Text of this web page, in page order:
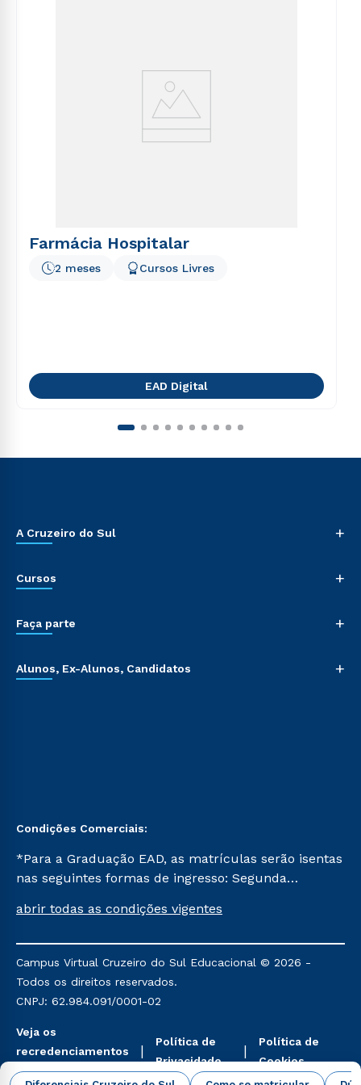
Farmácia Hospitalar
2 meses Cursos Livres
EAD Digital
A Cruzeiro do Sul +
Cursos +
Faça parte +
Alunos, Ex-Alunos, Candidatos +
Condições Comerciais:
*Para a Graduação EAD, as matrículas serão isentas
nas seguintes formas de ingresso: Segunda
Já para as demais, a taxa de matrícula será de R$
mencionadas são referentes aos cursos: Ensino
Religioso, Geografia para a Docência e Metodologia
do Ensino de História: Questões Atuais.
abrir todas as condições vigentes
Campus Virtual Cruzeiro do Sul Educacional © 2026 -
Todos os direitos reservados.
CNPJ: 62.984.091/0001-02
Veja os
recredenciamentos
aqui
Política de
Privacidade
Política de
Cookies